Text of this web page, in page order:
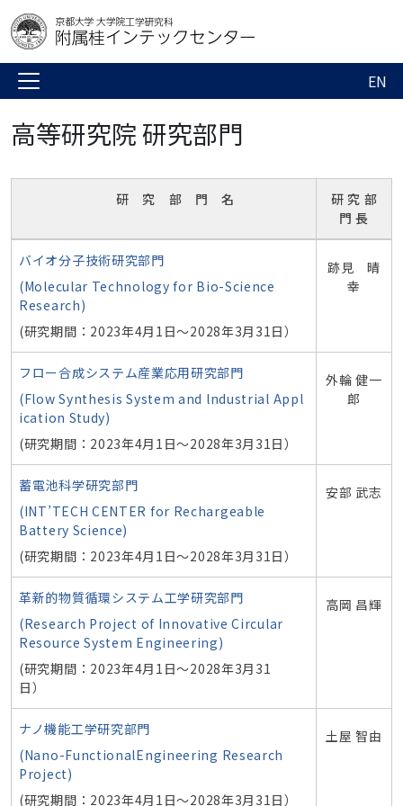
EN
高等研究院 研究部門
研 究 部 門 名
研 究 部
門 長
バイオ分子技術研究部門
(Molecular Technology for Bio-Science
Research)
(研究期間：2023年4月1日～2028年3月31日）
跡見 晴
幸
フロー合成システム産業応用研究部門
(Flow Synthesis System and lndustrial Appl
ication Study)
(研究期間：2023年4月1日～2028年3月31日）
外輪 健一
郎
蓄電池科学研究部門
(INT’TECH CENTER for Rechargeable
Battery Science)
(研究期間：2023年4月1日～2028年3月31日）
安部 武志
革新的物質循環システム工学研究部門
(Research Project of Innovative Circular
Resource System Engineering)
(研究期間：2023年4月1日～2028年3月31
日）
高岡 昌輝
ナノ機能工学研究部門
(Nano-FunctionalEngineering Research
Project)
(研究期間：2023年4月1日～2028年3月31日）
土屋 智由